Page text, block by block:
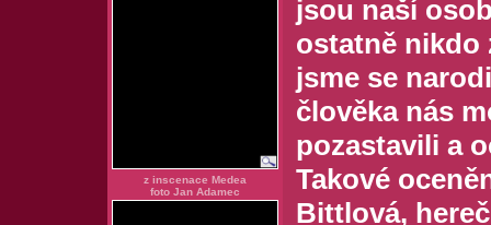
z inscenace Medea
foto Jan Adamec
jsou naší
ostatně nikdo
jsme se
člověka nás
pozastavili a
Takové
Bittlová,